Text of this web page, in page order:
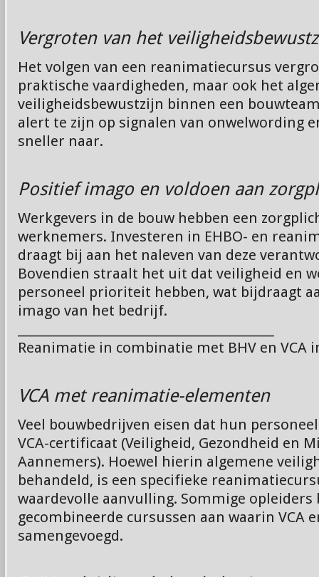
Vergroten van het
Het volgen van een reanimatiecursus
praktische vaardigheden, maar ook het
veiligheidsbewustzijn binnen een
alert te zijn op signalen van onwelwording
sneller naar.
Positief imago en voldoen aan
Werkgevers in de bouw hebben een
werknemers. Investeren in EHBO- en
draagt bij aan het naleven van deze
Bovendien straalt het uit dat veiligheid en
personeel prioriteit hebben, wat bijdraagt
imago van het bedrijf.
Reanimatie in combinatie met BHV en VCA
VCA met reanimatie-elementen
Veel bouwbedrijven eisen dat hun
VCA-certificaat (Veiligheid, Gezondheid en
Aannemers). Hoewel hierin algemene
behandeld, is een specifieke
waardevolle aanvulling. Sommige opleiders
gecombineerde cursussen aan waarin VCA
samengevoegd.